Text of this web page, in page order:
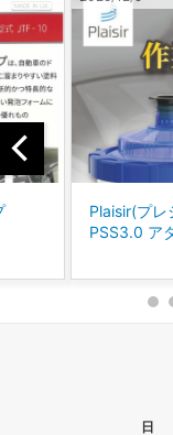
ップシステム
日